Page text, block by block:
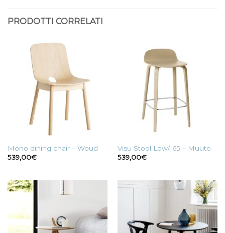
PRODOTTI CORRELATI
Mono dining chair – Woud
539,00€
Visu Stool Low/ 65 – Muuto
539,00€